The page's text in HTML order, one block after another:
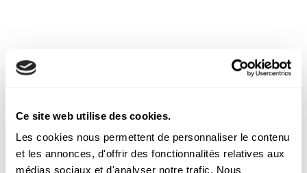
Ce site web utilise des cookies.
Les cookies nous permettent de personnaliser le contenu
et les annonces, d'offrir des fonctionnalités relatives aux
médias sociaux et d'analyser notre trafic. Nous
Découvrez nos autres